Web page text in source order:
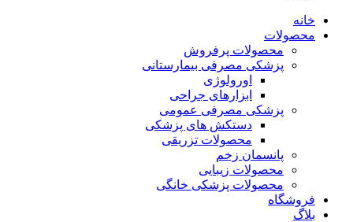
خانه
محصولات
محصولات پرفروش
پزشکی مصرفی بیمارستانی
اورولوژی
ابزارهای جراحی
پزشکی مصرفی عمومی
دستکش های پزشکی
محصولات تزریقی
پانسمان زخم
محصولات زیبایی
محصولات پزشکی خانگی
فروشگاه
بلاگ